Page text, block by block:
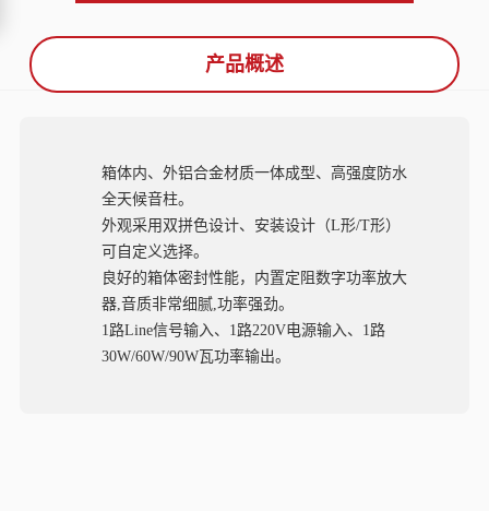
产品概述
箱体内、外铝合金材质一体成型、高强度防水
全天候音柱。
外观采用双拼色设计、安装设计（L形/T形）
可自定义选择。
良好的箱体密封性能，内置定阻数字功率放大
器,音质非常细腻,功率强劲。
1路Line信号输入、1路220V电源输入、1路
30W/60W/90W瓦功率输出。